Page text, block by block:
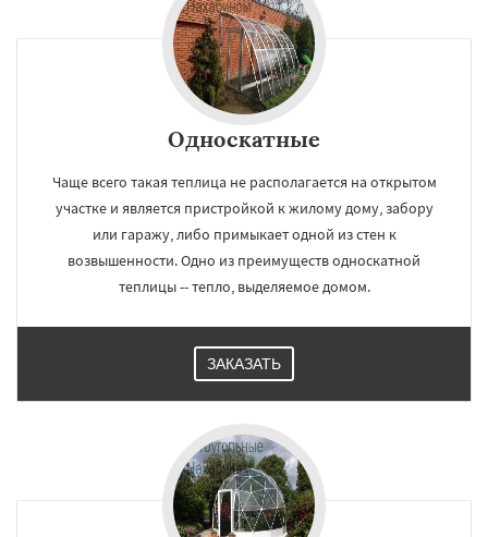
Односкатные
Чаще всего такая теплица не располагается на открытом
участке и является пристройкой к жилому дому, забору
или гаражу, либо примыкает одной из стен к
возвышенности. Одно из преимуществ односкатной
теплицы -- тепло, выделяемое домом.
ЗАКАЗАТЬ